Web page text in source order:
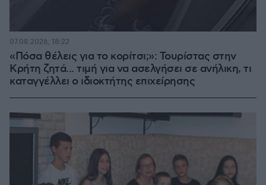
«Πόσα θέλεις για το κορίτσι;»: Τουρίστας στην
Κρήτη ζητά... τιμή για να ασελγήσει σε ανήλικη, τι
καταγγέλλει ο ιδιοκτήτης επιχείρησης
07.08.2026, 18:22